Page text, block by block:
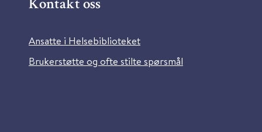
Kontakt oss
Ansatte i Helsebiblioteket
Brukerstøtte og ofte stilte spørsmål